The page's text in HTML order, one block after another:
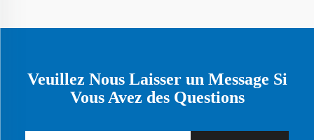
Veuillez Nous Laisser un Message Si
Vous Avez des Questions